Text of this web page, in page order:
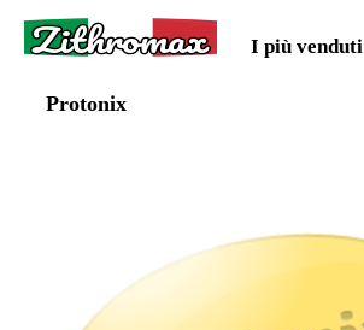
Zithromax I più venduti
Protonix